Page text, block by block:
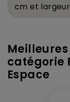
cm et largeur
catégorie
Espace